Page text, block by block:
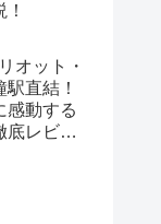
オット・
直結！
感動する
底レビュ